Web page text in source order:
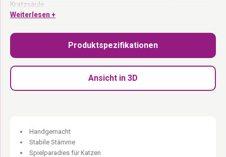
Kratzsäule.
Kratzsäule ohne Neukauf.
Gleiche Größe wie die Climb 1560.
Schwarzer Sisal:Stabiler, langlebiger Sisal.
M10- Schrauben inklusive:
Weiterlesen +
Produktspezifikationen
Ansicht in 3D
Handgemacht
Stabile Stämme
Spielparadies für Katzen